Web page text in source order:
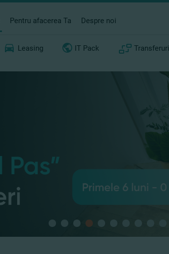
Pentru afacerea Ta Despre noi
Leasing IT Pack Transferuri